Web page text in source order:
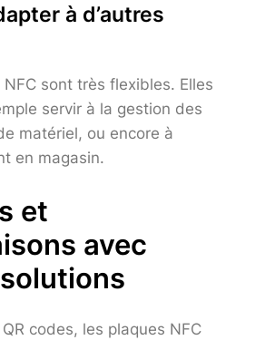
à d’autres
sont très flexibles. Elles
servir à la gestion des
matériel, ou encore à
en magasin.
et
avec
codes, les plaques NFC